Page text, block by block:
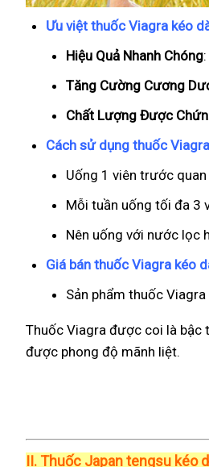
Ưu việt thuốc Viagra kéo
Hiệu Quả Nhanh Chóng
Tăng Cường Cương
Chất Lượng Được
Cách sử dụng thuốc
Uống 1 viên trước
Mỗi tuần uống tối đa 3
Nên uống với nước lọc
Giá bán thuốc Viagra kéo
Sản phẩm thuốc
Thuốc Viagra được coi là bậc
được phong độ mãnh liệt.
II. Thuốc Japan tengsu kéo